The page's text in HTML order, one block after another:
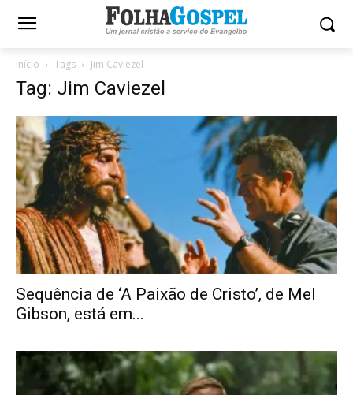
Início Tags Jim Caviezel
Tag: Jim Caviezel
Sequência de ‘A Paixão de Cristo’, de Mel
Gibson, está em...